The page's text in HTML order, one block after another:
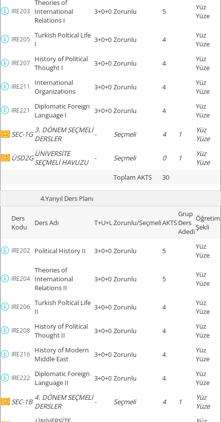
IRE203
Theories of
International
Relations I
3+0+0 Zorunlu 5
Yüz
Yüze
IRE205 Turkish Poltical Life
I
3+0+0 Zorunlu 4
Yüz
Yüze
IRE207 History of Political
Thought I
3+0+0 Zorunlu 4
Yüz
Yüze
IRE211
International
Organizations
3+0+0 Zorunlu 4
Yüz
Yüze
IRE221
Diplomatic Foreign
Language I
3+0+0 Zorunlu 4
Yüz
Yüze
SEC-1G3. DÖNEM SEÇMELİ
DERSLER
- Seçmeli 4 1
Yüz
Yüze
ÜSD2G ÜNİVERSİTE
SEÇMELİ HAVUZU
- Seçmeli 0 1
Yüz
Yüze
Toplam AKTS
30
4.Yarıyıl Ders Planı
Ders
Kodu
Ders Adı T+U+LZorunlu/SeçmeliAKTS
Grup
Ders
Adedi
Öğretim
Şekli
IRE202 Political History II 3+0+0 Zorunlu 5
Yüz
Yüze
IRE204
Theories of
International
Relations II
3+0+0 Zorunlu 5
Yüz
Yüze
IRE206 Turkish Poltical Life
II
3+0+0 Zorunlu 4
Yüz
Yüze
IRE208 History of Political
Thought II
3+0+0 Zorunlu 4
Yüz
Yüze
IRE216 History of Modern
Middle East
3+0+0 Zorunlu 4
Yüz
Yüze
IRE222 Diplomatic Foreign
Language II
3+0+0 Zorunlu 4
Yüz
Yüze
SEC-1B 4. DÖNEM SEÇMELİ
DERSLER
- Seçmeli 4 1
Yüz
Yüze